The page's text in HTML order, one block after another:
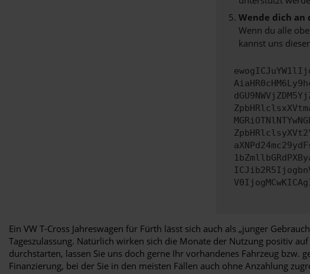
Wende dich an
Wenn du alle
kannst uns
Ein VW T-Cross Jahreswagen für Fürth lässt sich auch als „junger
Tageszulassung. Natürlich wirken sich die Monate der Nutzung positiv
durchstarten, lassen Sie uns doch gerne Ihr vorhandenes Fahrzeug
Finanzierung, bei der Sie in den meisten Fällen auch ohne Anzahlung